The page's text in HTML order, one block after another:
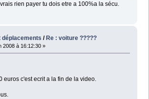
rien payer tu dois etre a 100%a la sécu.
déplacements /Re : voiture ?????
2008 à 16:12:30 »
euros c'est ecrit a la fin de la video.